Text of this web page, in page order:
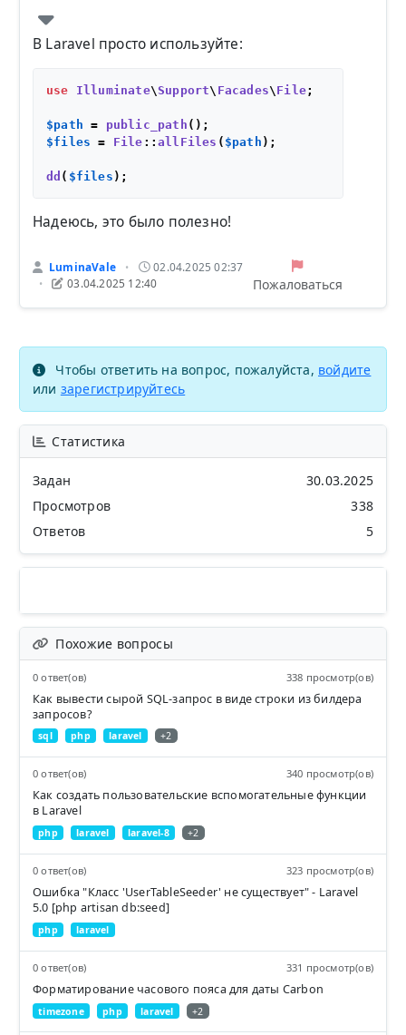
В Laravel просто используйте:
use Illuminate\Support\ Facades\ File;
$path = public_path
$files = File ::allFiles ( $path );
dd ( $files
Надеюсь, это было полезно!
LuminaVale • 02.04.2025 02:37
• 03.04.2025 12:40 Пожаловаться
Чтобы ответить на вопрос, пожалуйста, войдите
или зарегистрируйтесь
Статистика
Задан
30.03.2025
Просмотров
338
Ответов
5
Похожие вопросы
0 ответ(ов) 338 просмотр(ов)
Как вывести сырой SQL-запрос в виде строки из билдера
запросов?
sql php laravel +2
0 ответ(ов) 340 просмотр(ов)
Как создать пользовательские вспомогательные функции
в Laravel
php laravel laravel-8 +2
0 ответ(ов) 323 просмотр(ов)
Ошибка "Класс 'UserTableSeeder' не существует" - Laravel
5.0 [php artisan db:seed]
php laravel
0 ответ(ов) 331 просмотр(ов)
Форматирование часового пояса для даты Carbon
timezone php laravel +2